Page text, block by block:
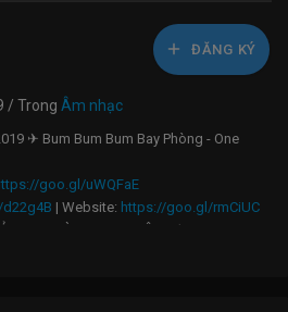
ĐĂNG KÝ
/ Trong Âm nhạc
✈ Bum Bum Bum Bay Phòng - One
goo.gl/uWQFaE
| Website: https://goo.gl/rmCiUC
VUI LÒNG XEM THÊM TẠI COMMENT